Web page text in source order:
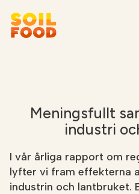
Tjänster för industrin
Kontakt
Meningsfullt
industri
I vår årliga rapport om
lyfter vi fram effekterna
industrin och lantbruket.